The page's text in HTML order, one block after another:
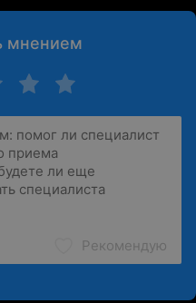
мнением
Рекомендую